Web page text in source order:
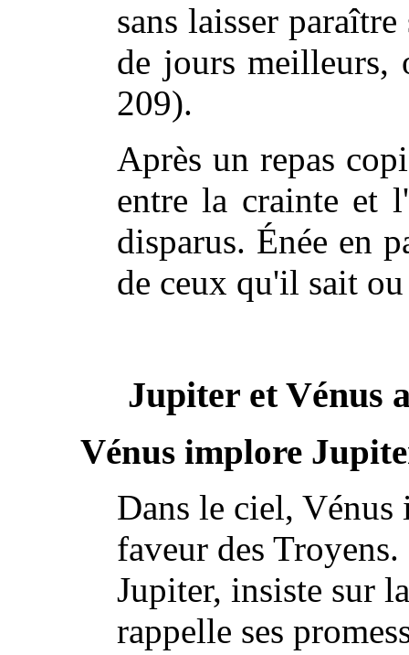
sans laisser
de jours meilleurs,
209).
Après un repas
entre la crainte et
disparus. Énée en
de ceux qu'il sait
Jupiter et Vénus
Vénus implore
Dans le ciel, Vénus
faveur des
Jupiter, insiste sur
rappelle ses